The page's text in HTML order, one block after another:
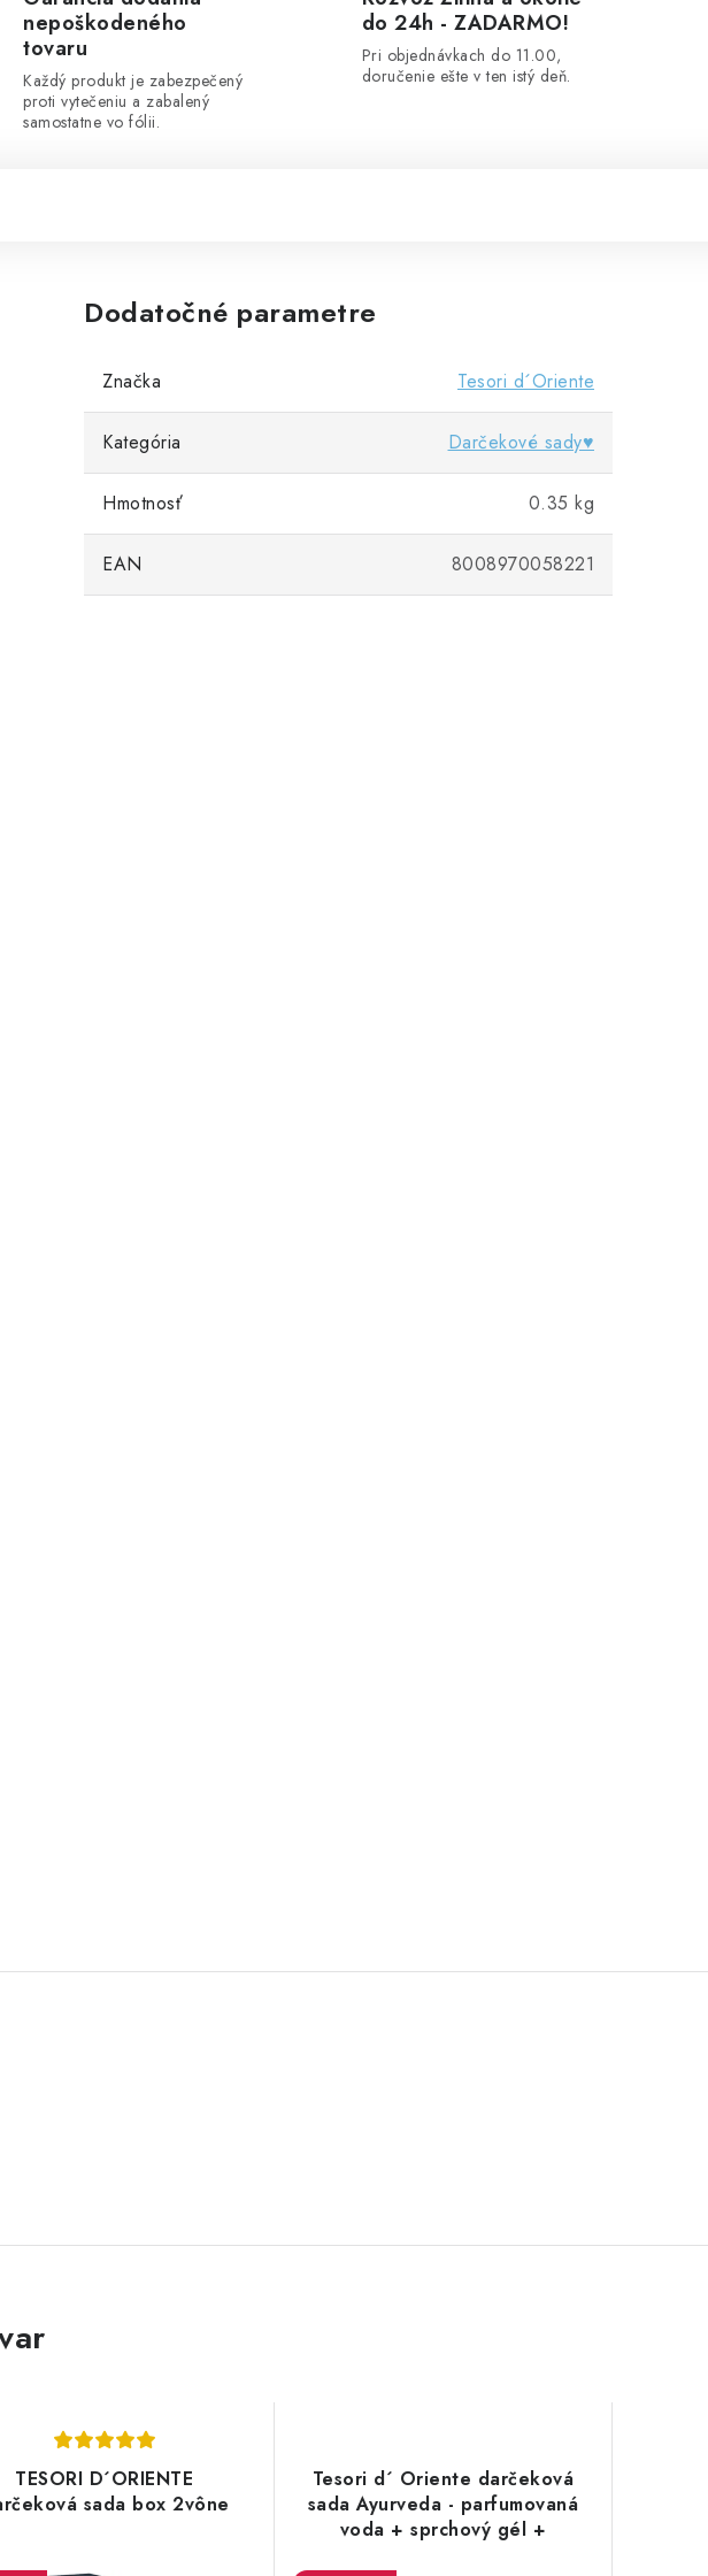
nepoškodeného
tovaru
Každý produkt je zabezpečený
proti vytečeniu a zabalený
samostatne vo fólii.
do 24h - ZADARMO!
Pri objednávkach do 11.00,
doručenie ešte v ten istý deň.
Dodatočné parametre
Značka Tesori d´Oriente
Kategória Darčekové sady♥️
Hmotnosť 0.35 kg
EAN 8008970058221
TESORI D´ORIENTE
sada box 2vône
Tesori d´ Oriente darčeková
sada Ayurveda - parfumovaná
voda + sprchový gél +